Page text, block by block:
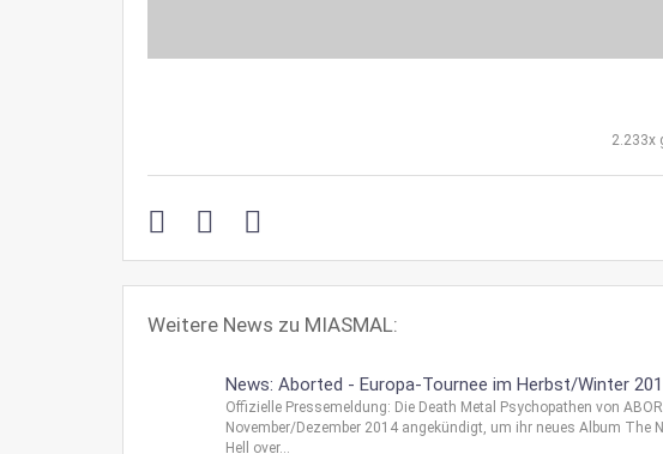
2.233x
Weitere News zu MIASMAL:
News: Aborted - Europa-Tournee im Herbst/Winter
Offizielle Pressemeldung: Die Death Metal Psychopathen von
November/Dezember 2014 angekündigt, um ihr neues Album The
Hell over...